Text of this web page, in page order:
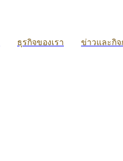
ธุรกิจของเรา ข่าวและกิจ